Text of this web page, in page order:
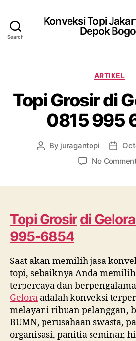
Search
Konveksi Topi
Depok
ARTIKEL
Topi Grosir di
0815 995
Post
By juragantopi
Post
No
Topi Grosirdi Gelora
995-6854
Saat akan memilih jasa
topi, sebaiknya Anda
terpercaya dan
Gelora adalah konveksi
melayani ribuan pelanggan,
BUMN, perusahaan swasta,
organisasi, panitia seminar,